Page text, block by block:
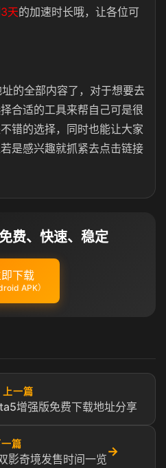
3天的加速时长哦，让各位可
的全部内容了，对于想要去
合适的工具来帮自己可是很
错的选择，同时也能让大家
是感兴趣就抓紧去点击链接
费、快速、稳定
下载
APK）
上一篇
增强版免费下载地址分享
篇
影奇境发售时间一览
→